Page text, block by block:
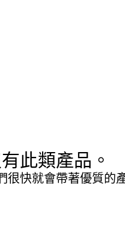
此類產品。
很快就會帶著優質的